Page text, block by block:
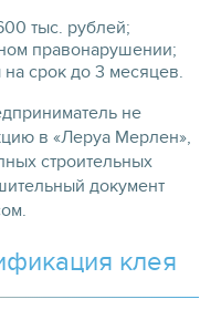
тыс. рублей;
правонарушении;
срок до 3 месяцев.
не
в «Леруа Мерлен»,
строительных
документ
клея